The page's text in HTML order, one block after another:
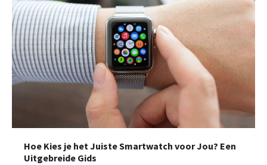
Hoe Kies je het Juiste Smartwatch voor Jou? Een
Uitgebreide Gids